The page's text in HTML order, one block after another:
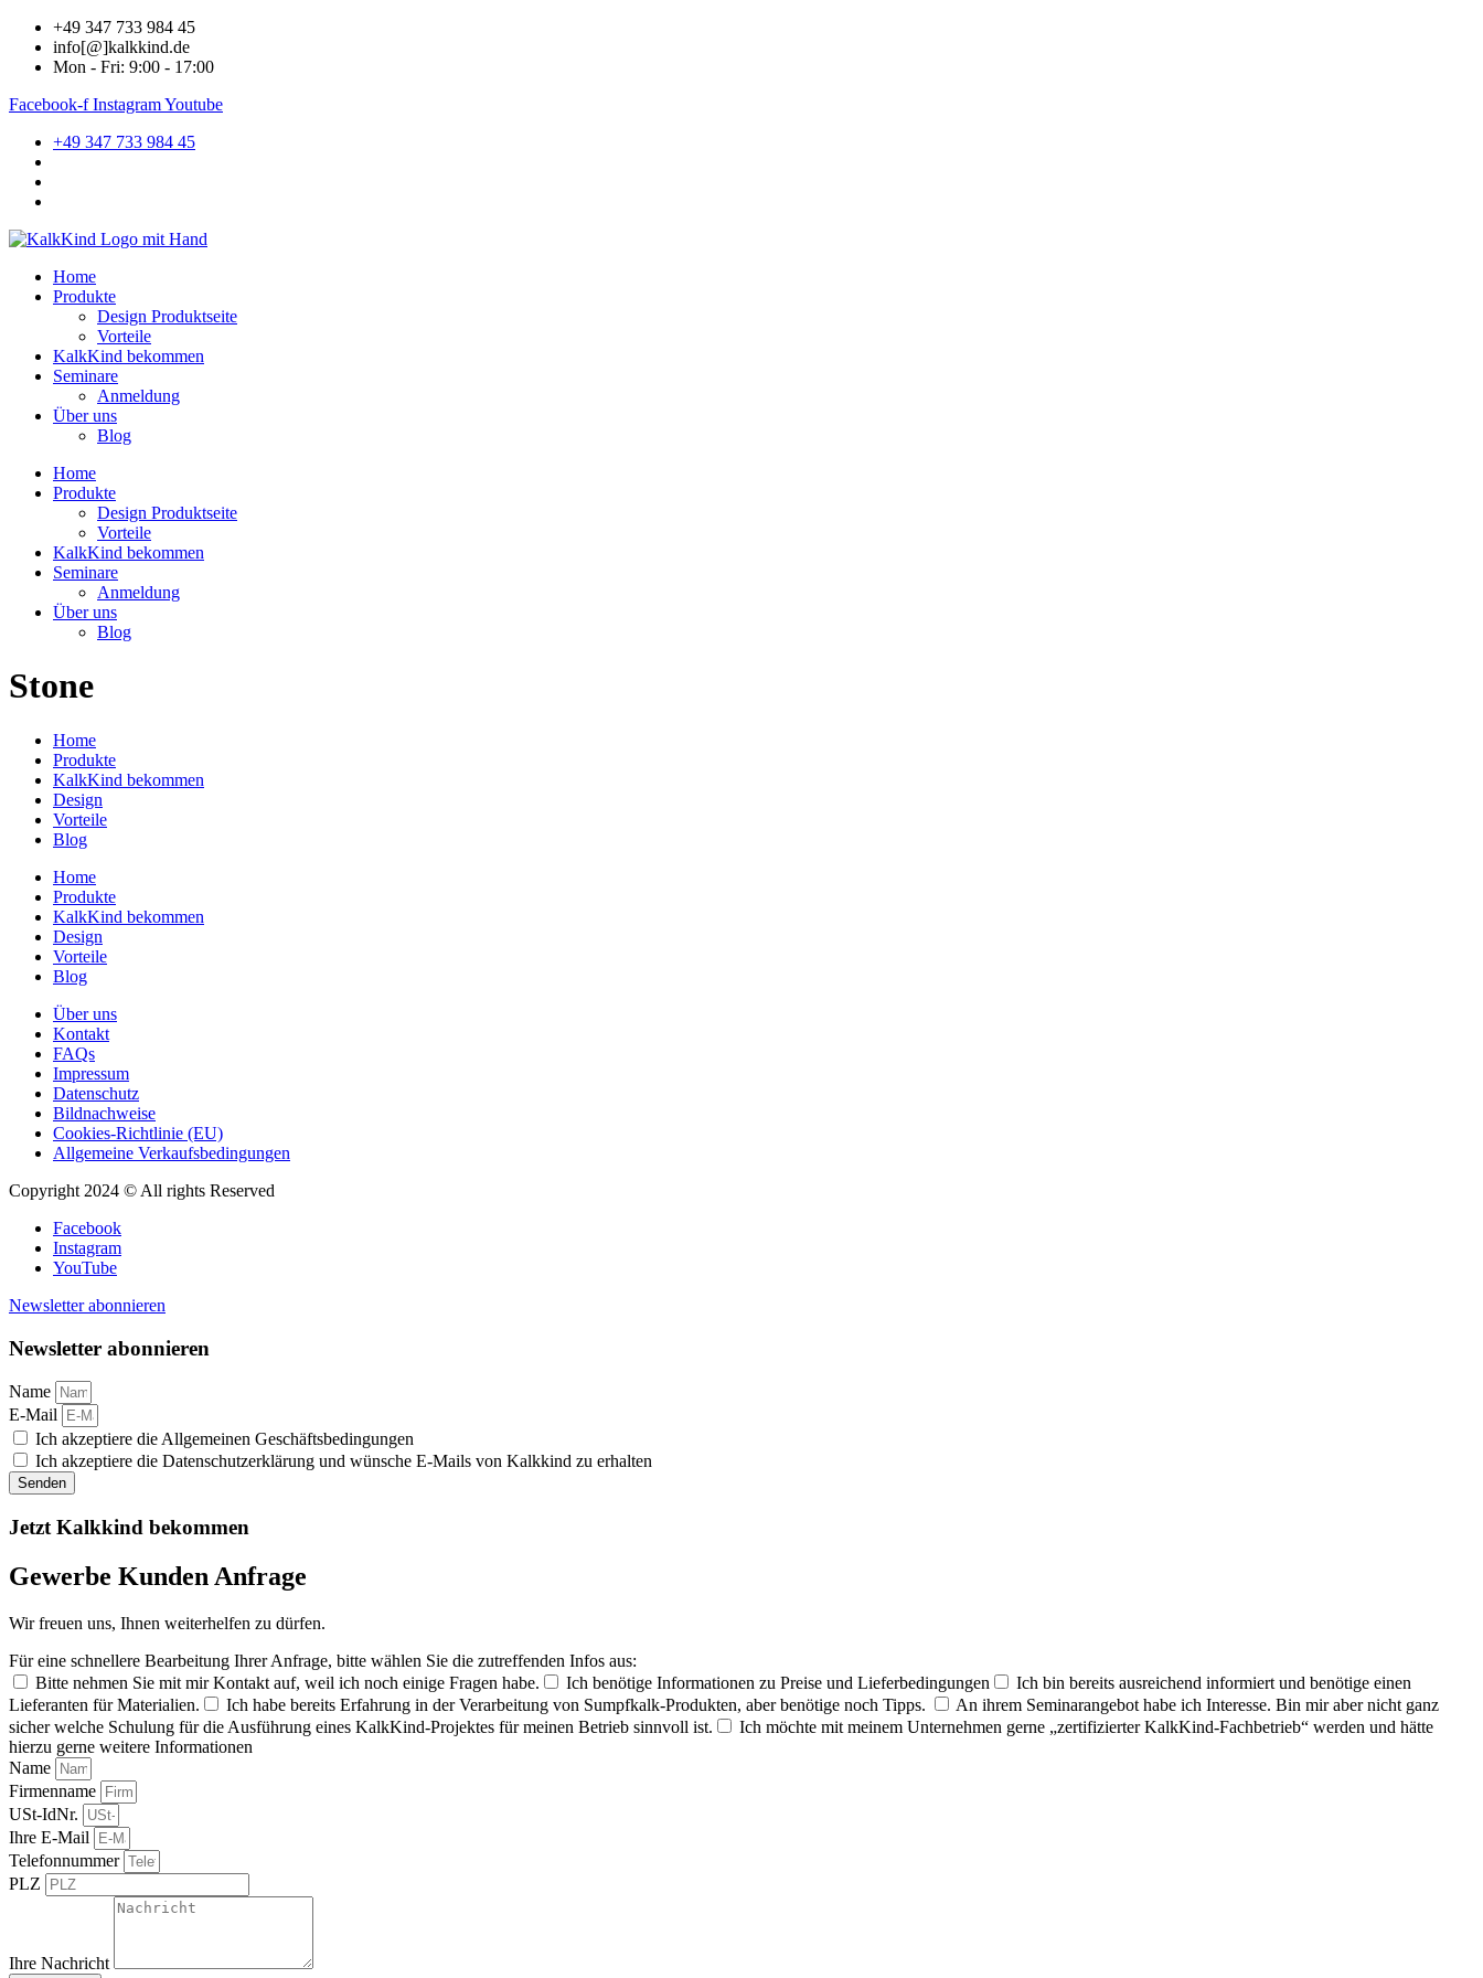
Zum
Inhalt
springen
+49 347 733 984 45
info[@]kalkkind.de
Mon - Fri: 9:00 - 17:00
Facebook-f InstagramYoutube
+49 347 733 984 45
Home
Produkte
Design Produktseite
Vorteile
KalkKind bekommen
Seminare
Anmeldung
Über uns
Blog
Home
Produkte
Design Produktseite
Vorteile
KalkKind bekommen
Seminare
Anmeldung
Über uns
Blog
Stone
Home
Produkte
KalkKind bekommen
Design
Vorteile
Blog
Home
Produkte
KalkKind bekommen
Design
Vorteile
Blog
Über uns
Kontakt
FAQs
Impressum
Datenschutz
Bildnachweise
Cookies-Richtlinie (EU)
Allgemeine Verkaufsbedingungen
Copyright 2024 © All rights Reserved
Facebook
Instagram
YouTube
Newsletter abonnieren
Newsletter abonnieren
Name
E-Mail
Ich akzeptiere die Allgemeinen Geschäftsbedingungen
Ich akzeptiere die Datenschutzerklärung und wünsche E-Mails von Kalkkind zu erhalten
Senden
Jetzt Kalkkind bekommen
Gewerbe Kunden Anfrage
Wir freuen uns, Ihnen weiterhelfen zu dürfen.
Für eine schnellere Bearbeitung Ihrer Anfrage, bitte wählen Sie die zutreffenden Infos aus:
Bitte nehmen Sie mit mir Kontakt auf, weil ich noch einige Fragen habe.
Ich benötige Informationen zu Preise und Lieferbedingungen
Ich bin bereits ausreichend informiert und benötige einen
Lieferanten für Materialien.
Ich habe bereits Erfahrung in der Verarbeitung von Sumpfkalk-Produkten, aber benötige noch Tipps.
An ihrem Seminarangebot habe ich Interesse. Bin mir aber nicht ganz
sicher welche Schulung für die Ausführung eines KalkKind-Projektes für meinen Betrieb sinnvoll ist.
Ich möchte mit meinem Unternehmen gerne „zertifizierter KalkKind-Fachbetrieb“ werden und hätte
hierzu gerne weitere Informationen
Name
Firmenname
USt-IdNr.
Ihre E-Mail
Telefonnummer
PLZ
Ihre Nachricht